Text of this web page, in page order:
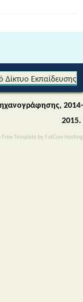
Free Template by FatCow Hosting
Δίκτυο Εκπαίδευσης
2014-
2015.